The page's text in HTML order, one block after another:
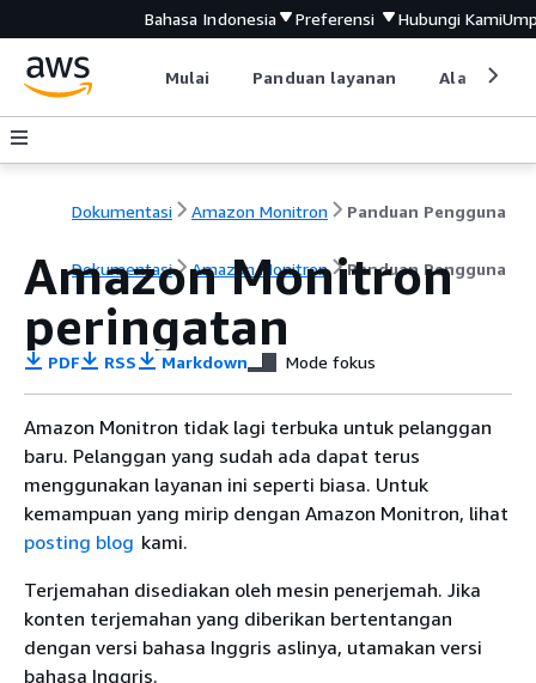
Bahasa Indonesia Preferensi Hubungi Kami
Mulai Panduan layanan Alat
Dokumentasi Amazon Monitron Panduan Pengguna
Dokumentasi Amazon Monitron Panduan Pengguna
Amazon Monitron
peringatan
PDF RSS Markdown Mode fokus
Amazon Monitron tidak lagi terbuka untuk pelanggan
baru. Pelanggan yang sudah ada dapat terus
menggunakan layanan ini seperti biasa. Untuk
kemampuan yang mirip dengan Amazon Monitron, lihat
posting blog kami.
Terjemahan disediakan oleh mesin penerjemah. Jika
konten terjemahan yang diberikan bertentangan
dengan versi bahasa Inggris aslinya, utamakan versi
bahasa Inggris.